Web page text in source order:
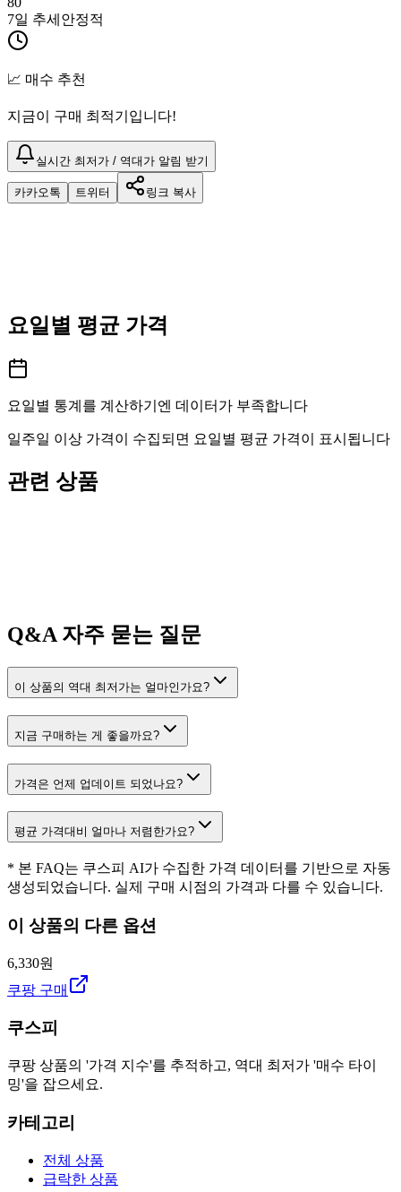
7일 추세 안정적
📈 매수 추천
지금이 구매 최적기입니다!
실시간 최저가 / 역대가 알림 받기
카카오톡 트위터 링크 복사
요일별 평균 가격
요일별 통계를 계산하기엔 데이터가 부족합니다
일주일 이상 가격이 수집되면 요일별 평균 가격이 표시됩니다
관련 상품
Q&A자주 묻는 질문
이 상품의 역대 최저가는 얼마인가요?
지금 구매하는 게 좋을까요?
가격은 언제 업데이트 되었나요?
평균 가격대비 얼마나 저렴한가요?
* 본 FAQ는 쿠스피 AI가 수집한 가격 데이터를 기반으로 자동
생성되었습니다. 실제 구매 시점의 가격과 다를 수 있습니다.
이 상품의 다른 옵션
6,330원
쿠팡 구매
쿠스피
쿠팡 상품의 '가격 지수'를 추적하고, 역대 최저가 '매수 타이
밍'을 잡으세요.
카테고리
전체 상품
급락한 상품